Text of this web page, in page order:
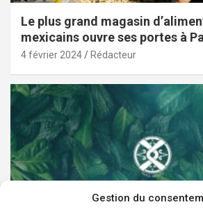
Gestion du
Le plus grand magasin
mexicains ouvre ses portes à
4 février 2024 Rédacteur